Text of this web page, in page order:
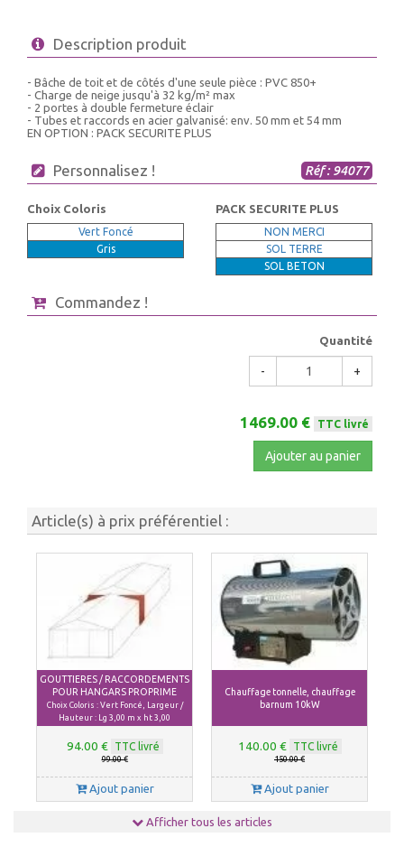
Description produit
- Bâche de toit et de côtés d'une seule pièce : PVC 850+
- Charge de neige jusqu'à 32 kg/m² max
- 2 portes à double fermeture éclair
- Tubes et raccords en acier galvanisé: env. 50 mm et 54 mm
EN OPTION : PACK SECURITE PLUS
Personnalisez ! Réf : 94077
Choix Coloris
Vert Foncé
Gris
PACK SECURITE PLUS
NON MERCI
SOL TERRE
SOL BETON
Commandez !
Quantité
- +
1469.00 € TTC livré
Ajouter au panier
Article(s) à prix préférentiel :
GOUTTIERES / RACCORDEMENTS
POUR HANGARS PROPRIME
Choix Coloris : Vert Foncé, Largeur /
Hauteur : Lg 3,00 m x ht 3,00
94.00 € TTC livré
99.00 €
Ajout panier
Chauffage tonnelle, chauffage
barnum 10kW
140.00 € TTC livré
150.00 €
Ajout panier
Afficher tous les articles